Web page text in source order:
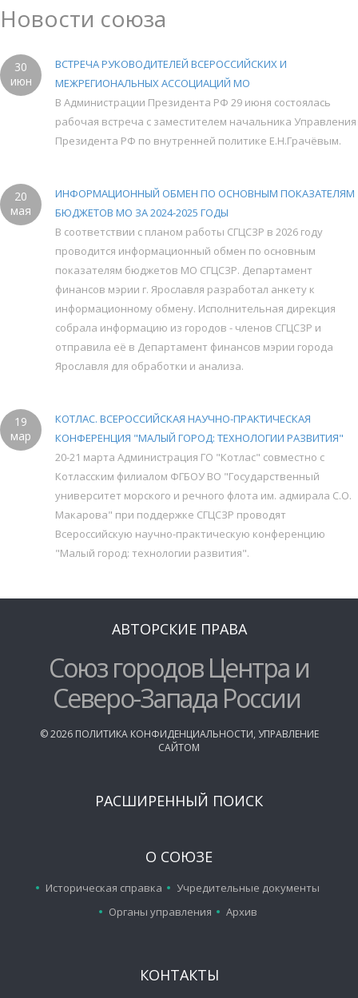
Новости союза
30
июн
ВСТРЕЧА РУКОВОДИТЕЛЕЙ ВСЕРОССИЙСКИХ И
МЕЖРЕГИОНАЛЬНЫХ АССОЦИАЦИЙ МО
В Администрации Президента РФ 29 июня состоялась
рабочая встреча с заместителем начальника Управления
Президента РФ по внутренней политике Е.Н.Грачёвым.
20
мая
ИНФОРМАЦИОННЫЙ ОБМЕН ПО ОСНОВНЫМ ПОКАЗАТЕЛЯМ
БЮДЖЕТОВ МО ЗА 2024-2025 ГОДЫ
В соответствии с планом работы СГЦСЗР в 2026 году
проводится информационный обмен по основным
показателям бюджетов МО СГЦСЗР. Департамент
финансов мэрии г. Ярославля разработал анкету к
информационному обмену. Исполнительная дирекция
собрала информацию из городов - членов СГЦСЗР и
отправила её в Департамент финансов мэрии города
Ярославля для обработки и анализа.
19
мар
КОТЛАС. ВСЕРОССИЙСКАЯ НАУЧНО-ПРАКТИЧЕСКАЯ
КОНФЕРЕНЦИЯ "МАЛЫЙ ГОРОД: ТЕХНОЛОГИИ РАЗВИТИЯ"
20-21 марта Администрация ГО "Котлас" совместно с
Котласским филиалом ФГБОУ ВО "Государственный
университет морского и речного флота им. адмирала С.О.
Макарова" при поддержке СГЦСЗР проводят
Всероссийскую научно-практическую конференцию
"Малый город: технологии развития".
АВТОРСКИЕ ПРАВА
Союз городов Центра и
Северо-Запада России
©2026 ПОЛИТИКА КОНФИДЕНЦИАЛЬНОСТИ, УПРАВЛЕНИЕ
САЙТОМ
РАСШИРЕННЫЙ ПОИСК
О СОЮЗЕ
Историческая справка
Учредительные документы
Органы управления
Архив
КОНТАКТЫ